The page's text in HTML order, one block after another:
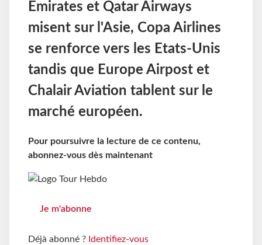
Emirates et Qatar Airways
misent sur l'Asie, Copa Airlines
se renforce vers les Etats-Unis
tandis que Europe Airpost et
Chalair Aviation tablent sur le
marché européen.
Pour poursuivre la lecture de ce contenu,
abonnez-vous dès maintenant
Je m'abonne
Déjà abonné ? Identifiez-vous